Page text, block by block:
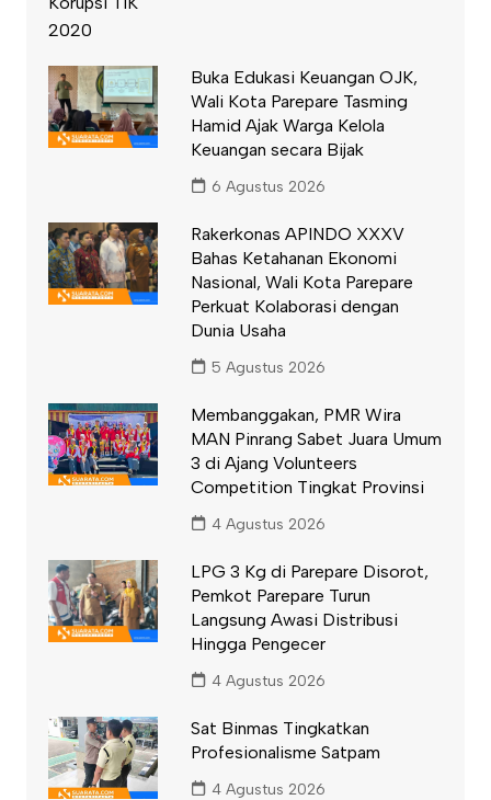
Buka Edukasi Keuangan OJK,
Wali Kota Parepare Tasming
Hamid Ajak Warga Kelola
Keuangan secara Bijak
6 Agustus 2026
Rakerkonas APINDO XXXV
Bahas Ketahanan Ekonomi
Nasional, Wali Kota Parepare
Perkuat Kolaborasi dengan
Dunia Usaha
5 Agustus 2026
Membanggakan, PMR Wira
MAN Pinrang Sabet Juara Umum
3 di Ajang Volunteers
Competition Tingkat Provinsi
4 Agustus 2026
LPG 3 Kg di Parepare Disorot,
Pemkot Parepare Turun
Langsung Awasi Distribusi
Hingga Pengecer
4 Agustus 2026
Sat Binmas Tingkatkan
Profesionalisme Satpam
4 Agustus 2026